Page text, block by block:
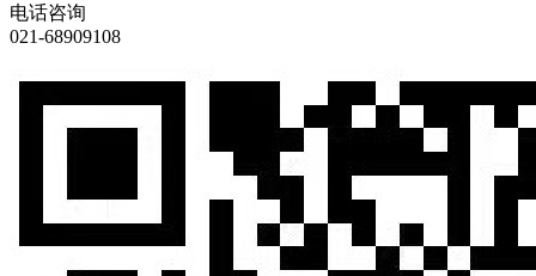
电话咨询
021-68909108